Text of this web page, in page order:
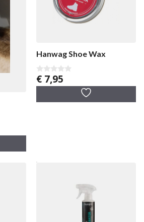
Hanwag Shoe Wax
0
v
€ 7,95